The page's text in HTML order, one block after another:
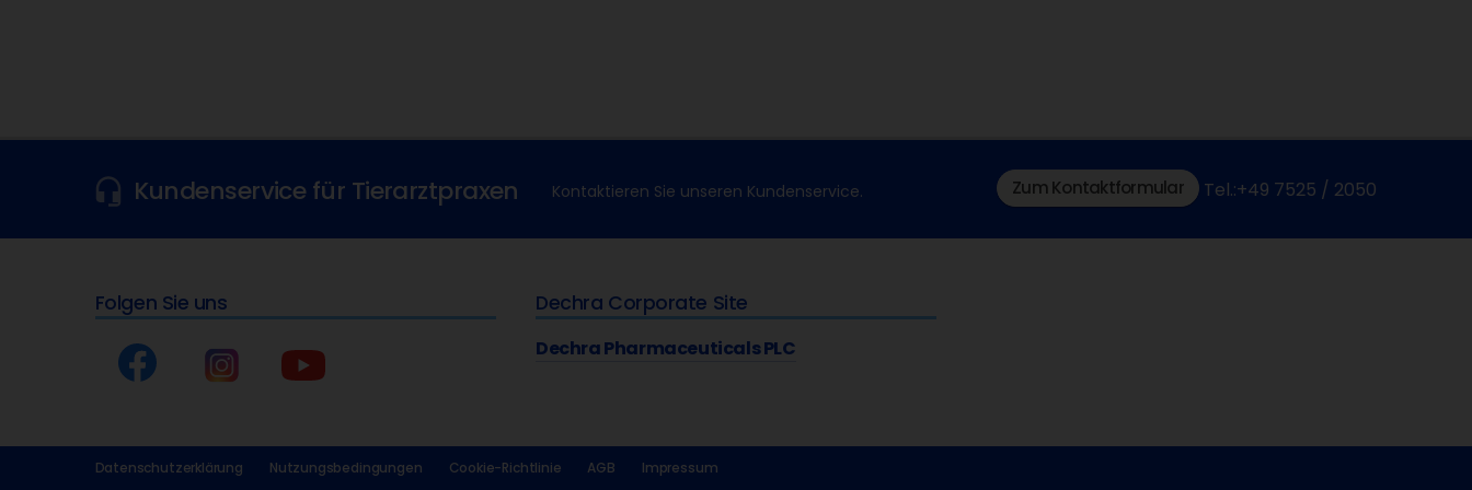
Kundenservice für Tierarztpraxen Kontaktieren Sie unseren Kundenservice. Zum Kontaktformular Tel.:+49 7525 / 2050
Folgen Sie uns Dechra Corporate Site
Dechra Pharmaceuticals PLC
Datenschutzerklärung Nutzungsbedingungen Cookie-Richtlinie AGB Impressum